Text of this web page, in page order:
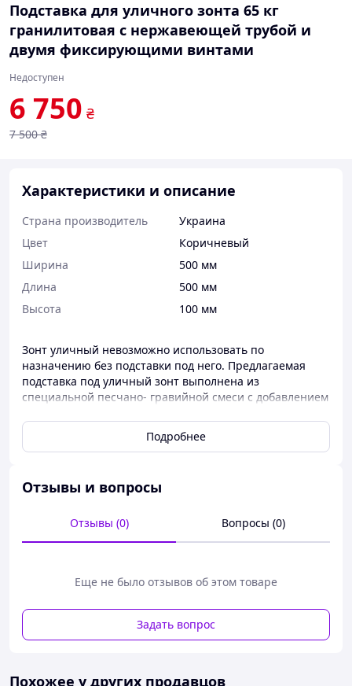
Подставка для уличного зонта 65 кг
гранилитовая с нержавеющей трубой и
двумя фиксирующими винтами
Недоступен
6 750 ₴
7 500 ₴
Характеристики и описание
Страна производитель
Украина
Цвет
Коричневый
Ширина
500 мм
Длина
500 мм
Высота
100 мм
Зонт уличный невозможно использовать по
назначению без подставки под него. Предлагаемая
подставка под уличный зонт выполнена из
специальной песчано- гравийной смеси с добавлением
площади имеют эффект глазури за счёт стабилизатора
и добавок. Данная подставка не боится воды,
При покупке подставки под зонт необходимо учитывать
поверхностью, тем лучше для устойчивости зонта.
Подробнее
Отзывы и вопросы
Отзывы (0) Вопросы (0)
Еще не было отзывов об этом товаре
Задать вопрос
Похожее у других продавцов